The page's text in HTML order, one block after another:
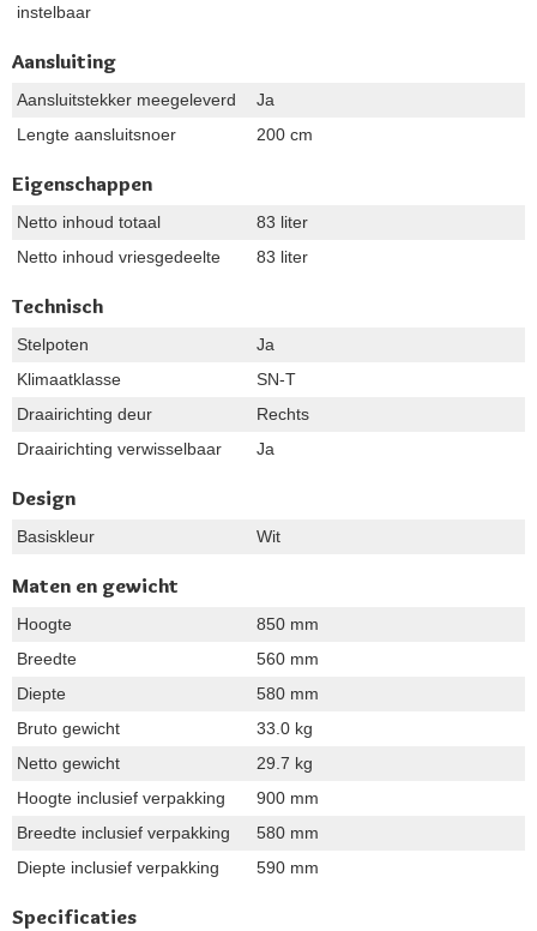
instelbaar
Aansluiting
Aansluitstekker meegeleverd
Ja
Lengte aansluitsnoer
200 cm
Eigenschappen
Netto inhoud totaal
83 liter
Netto inhoud vriesgedeelte
83 liter
Technisch
Stelpoten
Ja
Klimaatklasse
SN-T
Draairichting deur
Rechts
Draairichting verwisselbaar
Ja
Design
Basiskleur Wit
Maten en gewicht
Hoogte
850 mm
Breedte
560 mm
Diepte
580 mm
Bruto gewicht
33.0 kg
Netto gewicht
29.7 kg
Hoogte inclusief verpakking
900 mm
Breedte inclusief verpakking
580 mm
Diepte inclusief verpakking
590 mm
Specificaties